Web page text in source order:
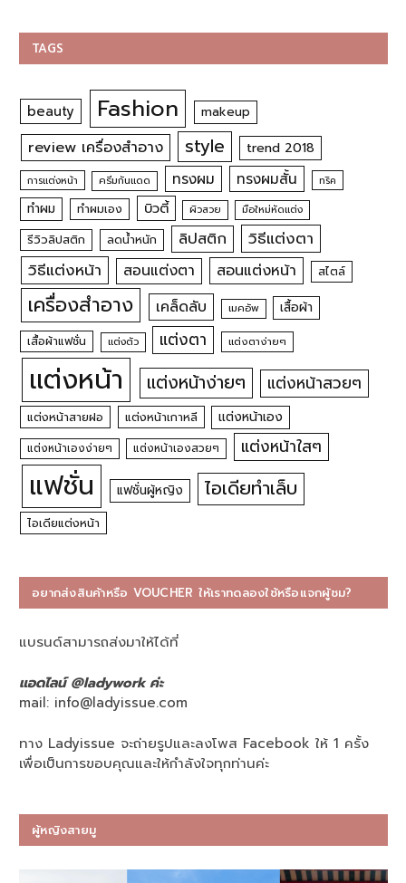
TAGS
beauty Fashion makeup
review เครื่องสำอาง style trend 2018
การแต่งหน้า ครีมกันแดด ทรงผม ทรงผมสั้น ทริค
ทำผม ทำผมเอง บิวตี้ ผิวสวย มือใหม่หัดแต่ง
รีวิวลิปสติก ลดน้ำหนัก ลิปสติก
วิธีแต่งตา
วิธีแต่งหน้า
สอนแต่งตา สอนแต่งหน้า สไตล์
เครื่องสำอาง เคล็ดลับ เมคอัพ เสื้อผ้า
เสื้อผ้าแฟชั่น แต่งตัว แต่งตา แต่งตาง่ายๆ
แต่งหน้า แต่งหน้าง่ายๆ แต่งหน้าสวยๆ
แต่งหน้าสายฝอ แต่งหน้าเกาหลี แต่งหน้าเอง
แต่งหน้าเองง่ายๆ แต่งหน้าเองสวยๆ แต่งหน้าใสๆ
แฟชั่น แฟชั่นผู้หญิง ไอเดียทำเล็บ
ไอเดียแต่งหน้า
อยากส่งสินค้าหรือ VOUCHER ให้เราทดลองใช้หรือแจกผู้ชม?
แบรนด์สามารถส่งมาให้ได้ที่
แอดไลน์ @ladywork ค่ะ
mail: info@ladyissue.com
ทาง Ladyissue จะถ่ายรูปและลงโพส Facebook ให้ 1 ครั้ง
เพื่อเป็นการขอบคุณและให้กำลังใจทุกท่านค่ะ
ผู้หญิงสายมู